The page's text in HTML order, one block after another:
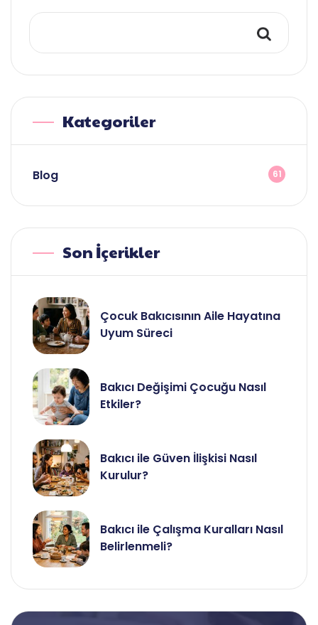
Kategoriler
Blog 61
Son İçerikler
Çocuk Bakıcısının Aile Hayatına
Uyum Süreci
Bakıcı Değişimi Çocuğu Nasıl
Etkiler?
Bakıcı ile Güven İlişkisi Nasıl
Kurulur?
Bakıcı ile Çalışma Kuralları Nasıl
Belirlenmeli?